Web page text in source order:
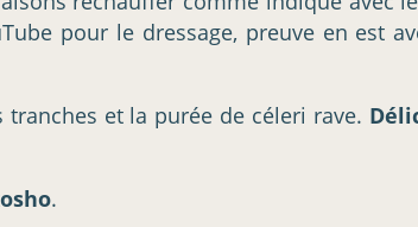
pour le dressage, preuve en est
et la purée de céleri rave.
.